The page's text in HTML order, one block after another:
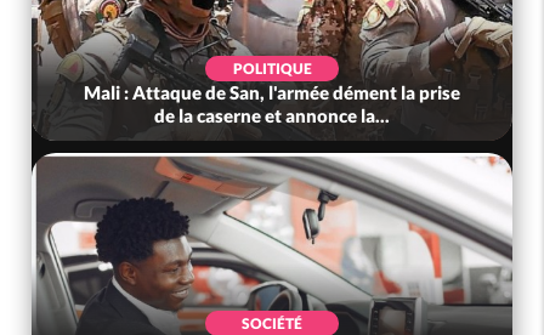
POLITIQUE
Mali : Attaque de San, l'armée dément la prise
de la caserne et annonce la...
SOCIÉTÉ